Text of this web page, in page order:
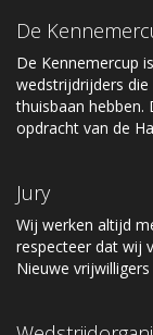
De
De Kennemercup
wedstrijdrijders die
thuisbaan hebben.
opdracht van de
Jury
Wij werken altijd
respecteer dat wij
Nieuwe